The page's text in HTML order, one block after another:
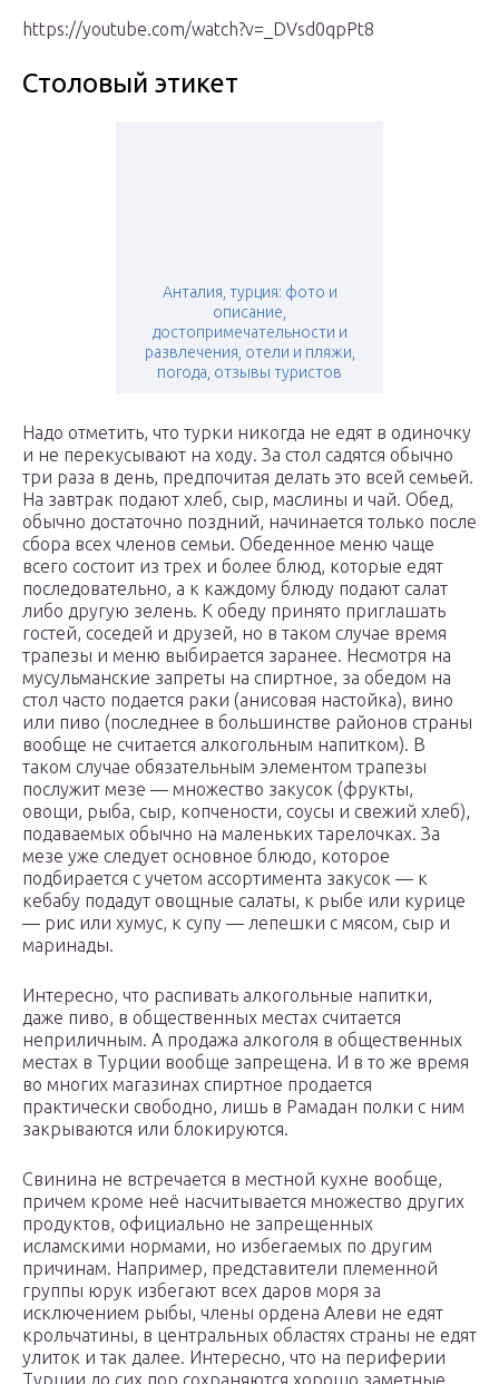
https://youtube.com/watch?v=_DVsd0qpPt8
Cтоловый этикет
Анталия, турция: фото и
описание,
достопримечательности и
развлечения, отели и пляжи,
погода, отзывы туристов
Надо отметить, что турки никогда не едят в одиночку
и не перекусывают на ходу. За стол садятся обычно
три раза в день, предпочитая делать это всей семьей.
На завтрак подают хлеб, сыр, маслины и чай. Обед,
обычно достаточно поздний, начинается только после
сбора всех членов семьи. Обеденное меню чаще
всего состоит из трех и более блюд, которые едят
последовательно, а к каждому блюду подают салат
либо другую зелень. К обеду принято приглашать
гостей, соседей и друзей, но в таком случае время
трапезы и меню выбирается заранее. Несмотря на
мусульманские запреты на спиртное, за обедом на
стол часто подается раки (анисовая настойка), вино
или пиво (последнее в большинстве районов страны
вообще не считается алкогольным напитком). В
таком случае обязательным элементом трапезы
послужит мезе — множество закусок (фрукты,
овощи, рыба, сыр, копчености, соусы и свежий хлеб),
подаваемых обычно на маленьких тарелочках. За
мезе уже следует основное блюдо, которое
подбирается с учетом ассортимента закусок — к
кебабу подадут овощные салаты, к рыбе или курице
— рис или хумус, к супу — лепешки с мясом, сыр и
маринады.
Интересно, что распивать алкогольные напитки,
даже пиво, в общественных местах считается
неприличным. А продажа алкоголя в общественных
местах в Турции вообще запрещена. И в то же время
во многих магазинах спиртное продается
практически свободно, лишь в Рамадан полки с ним
закрываются или блокируются.
Свинина не встречается в местной кухне вообще,
причем кроме неё насчитывается множество других
продуктов, официально не запрещенных
исламскими нормами, но избегаемых по другим
причинам. Например, представители племенной
группы юрук избегают всех даров моря за
исключением рыбы, члены ордена Алеви не едят
крольчатины, в центральных областях страны не едят
улиток и так далее. Интересно, что на периферии
Турции до сих пор сохраняются хорошо заметные